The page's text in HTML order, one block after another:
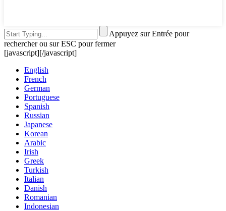
Appuyez sur Entrée pour
rechercher ou sur ESC pour fermer
[javascript][/javascript]
English
French
German
Portuguese
Spanish
Russian
Japanese
Korean
Arabic
Irish
Greek
Turkish
Italian
Danish
Romanian
Indonesian